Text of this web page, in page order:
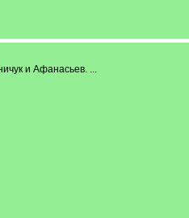
и Афанасьев. ...